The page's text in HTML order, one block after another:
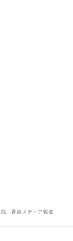
、香港メディア報道